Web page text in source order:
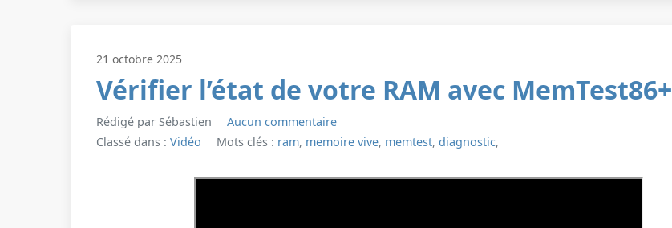
21 octobre 2025
Vérifier l’état de votre RAM avec MemTest86+
Rédigé par Sébastien
Aucun commentaire
Classé dans : Vidéo Mots clés : ram, memoire vive, memtest, diagnostic,